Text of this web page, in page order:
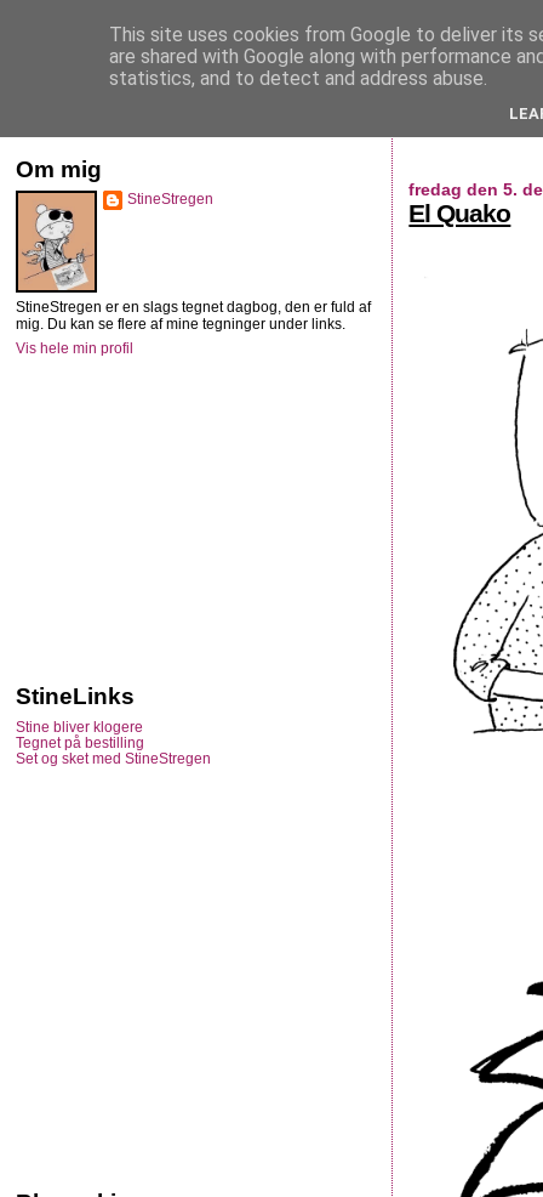
StineStregen
fredag den 5.
El Quako
Om mig
StineStregen
StineStregen er en slags tegnet dagbog, den er fuld af
mig. Du kan se flere af mine tegninger under links.
Vis hele min profil
StineLinks
Stine bliver klogere
Tegnet på bestilling
Set og sket med StineStregen
This site uses cookies from Google to deliver its
are shared with Google along with performance
statistics, and to detect and address abuse.